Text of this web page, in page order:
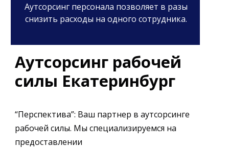
Аутсорсинг персонала позволяет в разы
снизить расходы на одного сотрудника.
“Перспектива”: Ваш партнер в аутсорсинге
рабочей силы. Мы специализируемся на
предоставлении
Аутсорсинг рабочей
силы Екатеринбург